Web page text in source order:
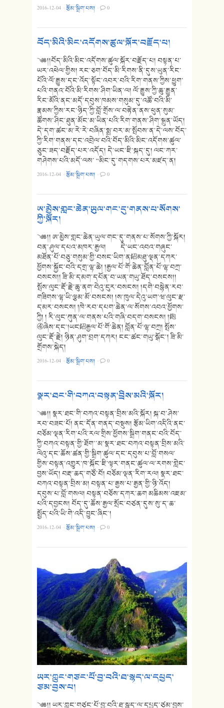
2016-12-04 ·རྩོམ་སྒྲིག་པས། · 0
བོད་མིའི་མིང་འདོགས་ཚུལ་སྐོར་བརྗོད་པ།
༄༅།།བོད་མིའི་མིང་འདོགས་ཚུལ་སྐོར་བརྗོད་པ། བསྟན་པ་
ཡར་འཕེལ་གྱིས། རང་ཅག་བོད་མི་རིགས་ནི་དུས་ཡུན་རིང་
པོའི་ལོ་རྒྱུས་དང་འོད་སྟོང་འབར་བའི་རིག་གནས་ཀྱིས་ཕྱུག་
པའི་གནའ་བོའི་མི་རིགས་ཤིག་ཡིན་ལ། ལོ་རྒྱུས་ཀྱི་ཆུ་རྒྱུན་
རིང་མོའི་ནང་མདོ་དབུས་ཁམས་གསུམ་དུ་འཚོ་བའི་མི་
རྣམས་ཀྱིས་རང་ཉིད་ཀྱི་བློ་གྲོས་ལ་བརྟེན་ནས་ཕུན་སུམ་
ཚོགས་ཤིང་ཐུན་མོང་མ་ཡིན་པའི་རིག་གནས་ཤིག་སྐྲུན་ཡོད།
དེ་དག་ཚང་མ་རེ་རེ་བཞིན་སྨྲ་བར་མ་སྤོབས་ན་དེ་ལས་བོད་
ཀྱི་རིག་གནས་དང་འབྲེལ་བའི་བོད་མིའི་མིང་འདོགས་ཚུལ་
ཅུང་ཟད་བརྗོད་པར་འདོད། དེ་ཡང་ཇི་སྐད་དུ། ལང་ཀར་
གཤེགས་པའི་མདོ་ལས་ “མིང་དུ་གདགས་པར་མཛད་ན།
2016-12-04 ·རྩོམ་སྒྲིག་པས། · 0
ཨ་མྱེས་གླང་ཆེན་ཡུལ་གང་དུ་གནས་པ་སོགས་
ཀྱི་སྐོར།
༄༅།། ཨ་མྱེས་གླང་ཆེན་ཡུལ་གང་དུ་གནས་པ་སོགས་ཀྱི་སྐོར།
བན་ཤུལ་དཔའ་མཁར་རྒྱལ། དེ་ཡང་འབའ་གཞུང་
མཐོན་པོ་བཅུ་གསུམ་གྱི་བསང་ཡིག་ན鉊མཐུ་ལྡན་དཀར་
ཕྱོགས་སྐྱོང་བའི་དགྲ་ལྷ་ཆེ། །རྒྱལ་པོ་གོ་ཆེན་བློན་པོ་ལྷ་བཀྲ་
བསངས།། ཟི་མི་དམག་དཔོན་བ་ཡན་གཡུ་ཐོད་བསངས།།
སྤོས་ལུང་རྡོ་རྗེ་ཆུ་ནག་བེའུ་ངུར་བསངས། །དགེ་བསྙེན་རབ་
གཟིགས་ལྷ་ཡི་ལྕམ་མོ་བསངས། །ས་ཁུལ་དེའུ་ཡག་ཝ་ལུང་རྫ་
དམར་བསངས། །ཁེ་རབ་དཔག་ཆེན་ལ་སོགས་འབའ་ཕྱོགས་
ཀྱི། ། རི་ལུང་ཀུན་ལ་གནས་པའི་གཞི་བདག་བསངས། །鉋
④ཞེས་དང༌།ཡང鉊རྒྱལ་པོ་གོ་ཆེན། བློན་པོ་ལྷ་བཀྲ། སྤོས་
ལུང་རྡོ་རྗེ། ཉིན་ཤུག་བྲག་དཀར། ངང་ཚང་གཡུ་སྒོང༌། ཟི་མི་
གྲོགས་སྐེད།
2016-12-04 ·རྩོམ་སྒྲིག་པས། · 0
སྣར་ཐང་གི་བཀའ་བསྟན་བྲིས་མའི་སྐོར།
༄༅།། སྣར་ཐང་གི་བཀའ་བསྟན་བྲིས་མའི་སྐོར། སྐ་བ་ཤེས་
རབ་བཟང་པོ། ནང་དོན་གནད་བསྡུས། རྩོམ་ཡིག་འདིའི་ནང་
བཅོམ་ལྡན་རིག་པའི་རལ་གྲིས་ཕྱོགས་སྒྲིག་གནང་བའི་བོད་
ཀྱི་བཀའ་བསྟན་གྱི་ཐོག་་མ་སྣར་ཐང་བཀའ་བསྟན་བྲིས་མའི་
ལེའུ་དང་ཆོས་ཚན་གྱི་སྒྲིག་ཚུལ་དང་དབུས་པ་བློ་གསལ་
གྱིས་བསྟན་འགྱུར་ཁ་སྐོང་ཇི་ལྟར་གནང་ཚུལ་ལ་རགས་གླེང་
བྱས་ཡོད། བརྡ་ཆད་གཙོ་བོ། བཅོམ་ལྡན་རིག་རལ། སྣར་ཐང་
བཀའ་བསྟན་བྲིས་མ། བསྟན་པ་རྒྱས་པ་རྒྱན་གྱི་ཉི་འོད།
དབུས་པ་བློ་གསལ། བསྟན་བཅོས་དཀར་ཆག མཆིམས་འཇམ་
པའི་དབྱངས། བོད་དུ་ཆོས་རྒྱལ་སྲོང་བཙན་དུས་སུ་ད་ཆ་
སྤྱོད་པའི་ཡི་གེ་འདི་བྱུང་ཞིང༌།
2016-12-04 ·རྩོམ་སྒྲིག་པས། · 0
ཡར་ཀླུང་གཙང་པོ་བྱ་བའི་ཐ་སྙད་ལ་དཔྱད་
ཙམ་བྱས་པ།
༄༅།། ཡར་ཀླུང་གཙང་པོ་བྱ་བའི་ཐ་སྙད་ལ་དཔྱད་ཙམ་བྱས་